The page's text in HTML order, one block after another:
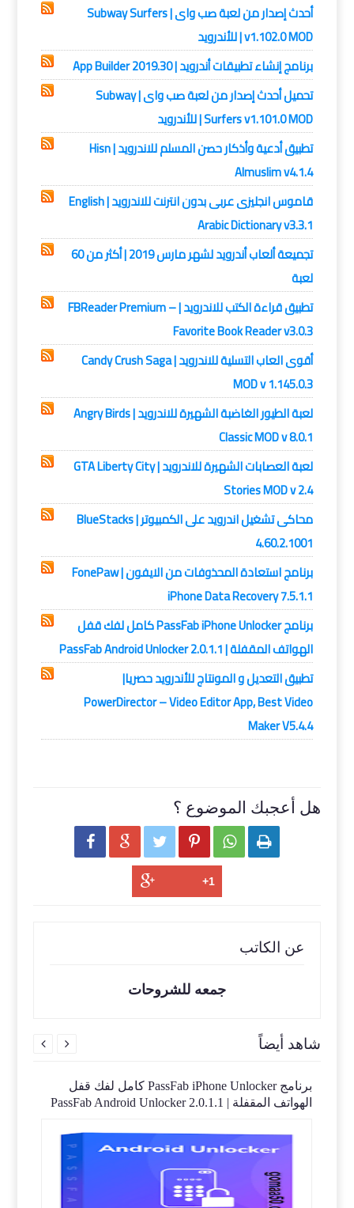
أحدث إصدار من لعبة صب واى | Subway Surfers
v1.102.0 MOD | للأندرويد
برنامج إنشاء تطبيقات أندرويد | App Builder 2019.30
تحميل أحدث إصدار من لعبة صب واى | Subway
Surfers v1.101.0 MOD | للأندرويد
تطبيق أدعية وأذكار حصن المسلم للاندرويد | Hisn
Almuslim v4.1.4
قاموس انجليزى عربى بدون انترنت للاندرويد | English
Arabic Dictionary v3.3.1
تجميعة ألعاب أندرويد لشهر مارس 2019 | أكثر من 60
لعبة
تطبيق قراءة الكتب للاندرويد | FBReader Premium –
Favorite Book Reader v3.0.3
أقوى العاب التسلية للاندرويد | Candy Crush Saga
MOD v 1.145.0.3
لعبة الطيور الغاضبة الشهيرة للاندرويد | Angry Birds
Classic MOD v 8.0.1
لعبة العصابات الشهيرة للاندرويد | GTA Liberty City
Stories MOD v 2.4
محاكى تشغيل اندرويد على الكمبيوتر | BlueStacks
4.60.2.1001
برنامج استعادة المحذوفات من الايفون | FonePaw
iPhone Data Recovery 7.5.1.1
برنامج PassFab iPhone Unlocker كامل لفك قفل
الهواتف المقفلة | PassFab Android Unlocker 2.0.1.1
تطبيق التعديل و المونتاج للأندرويد حصريا|
PowerDirector – Video Editor App, Best Video
Maker V5.4.4
هل أعجبك الموضوع ؟
     
عن الكاتب
جمعه للشروحات
شاهد أيضاً
برنامج PassFab iPhone Unlocker كامل لفك قفل
الهواتف المقفلة | PassFab Android Unlocker 2.0.1.1
 